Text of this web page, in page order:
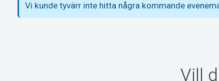
Vi kunde tyvärr inte hitta några kommande
Vill